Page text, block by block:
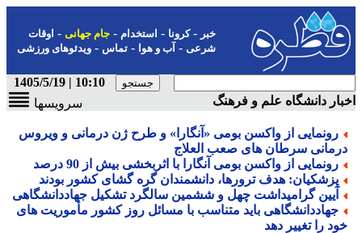
-کرونا-استخدام- جام جهانی-اوقات
شرعی-آب و هوا-تماس-ویدئوهای ورزشی
10:10 | 1405/5/19
دانشگاه علم و فرهنگ
سرویسها
رونمایی از واکسن بومی «آنگارا» و طرح ژن درمانی و ویروس
سرطان های صعب العلاج
رونمایی از واکسن بومی آنگارا با اثربخشی بیش از 90 درصد
پزشکیان: هدف ترورها، دانشمندان گره گشای کشور بودند
آیین گرامیداشت چهل و ششمین سالگرد تشکیل جهاددانشگاهی
جهاددانشگاهی باید متناسب با مسائل روز کشور مأموریت های
را تغییر دهد